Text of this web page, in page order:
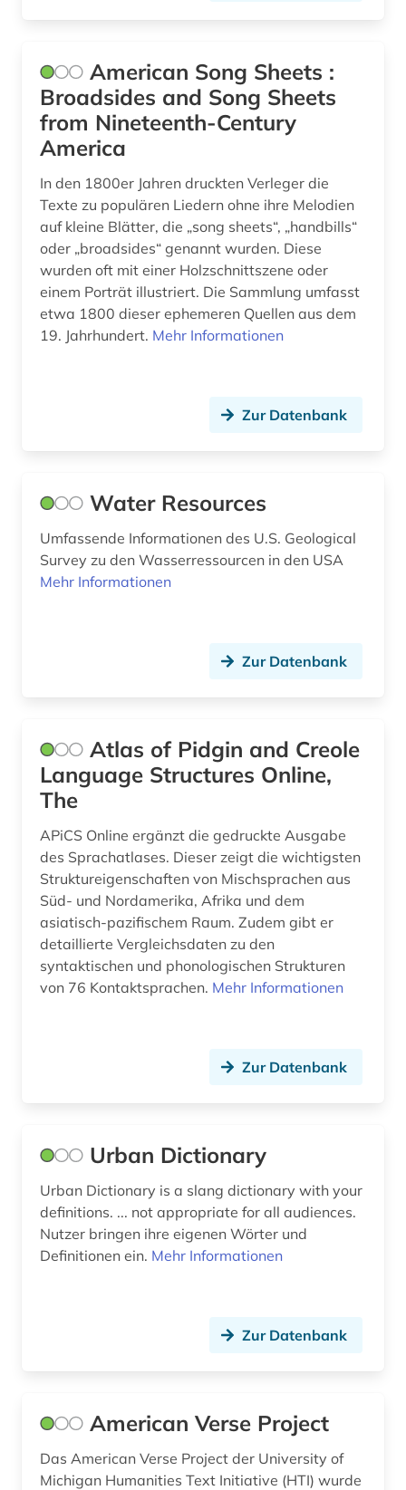
französisches sprachgebiet (1)
frauenbefreiung (1)
frauenbewegung (1)
frauenforschung (3)
frauengeschichte (1)
frauenliteratur (1)
frauenwahlrecht (1)
genealogie (1)
geographie (1)
geschichte (19)
geschichte 1574-1739 (1)
geschichte 1691-1820 (1)
geschichte 1714-1915 (1)
geschichte 1760-1900 (3)
geschichte 1789 - 1875 (1)
geschichte 1800-1920 (1)
geschichte 1820-1870 (1)
geschichte 1838-1852 (1)
geschichte 1900-2000 (2)
großbritannien (5)
gummi (1)
Suedostasien (2)
Tuerkei (1)
USA (17)
American Song Sheets :
Broadsides and Song Sheets
from Nineteenth-Century
America
In den 1800er Jahren druckten Verleger die
Texte zu populären Liedern ohne ihre Melodien
auf kleine Blätter, die „song sheets“, „handbills“
oder „broadsides“ genannt wurden. Diese
wurden oft mit einer Holzschnittszene oder
einem Porträt illustriert. Die Sammlung umfasst
etwa 1800 dieser ephemeren Quellen aus dem
19. Jahrhundert. Mehr Informationen
Zur Datenbank
Water Resources
Umfassende Informationen des U.S. Geological
Survey zu den Wasserressourcen in den USA
Mehr Informationen
Zur Datenbank
Atlas of Pidgin and Creole
Language Structures Online,
The
APiCS Online ergänzt die gedruckte Ausgabe
des Sprachatlases. Dieser zeigt die wichtigsten
Struktureigenschaften von Mischsprachen aus
Süd- und Nordamerika, Afrika und dem
asiatisch-pazifischem Raum. Zudem gibt er
detaillierte Vergleichsdaten zu den
syntaktischen und phonologischen Strukturen
von 76 Kontaktsprachen. Mehr Informationen
Zur Datenbank
Urban Dictionary
Urban Dictionary is a slang dictionary with your
definitions. ... not appropriate for all audiences.
Nutzer bringen ihre eigenen Wörter und
Definitionen ein. Mehr Informationen
Zur Datenbank
American Verse Project
Das American Verse Project der University of
Michigan Humanities Text Initiative (HTI) wurde